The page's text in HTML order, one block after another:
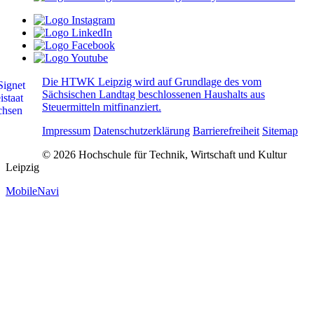
Die HTWK Leipzig wird auf Grundlage des vom
Sächsischen Landtag beschlossenen Haushalts aus
Steuermitteln mitfinanziert.
Impressum Datenschutzerklärung Barrierefreiheit Sitemap
© 2026 Hochschule für Technik, Wirtschaft und Kultur
Leipzig
MobileNavi